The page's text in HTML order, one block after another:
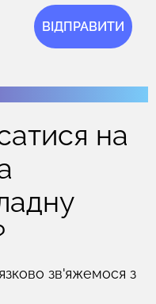
ВІДПРАВИТИ
на
зв'яжемося з